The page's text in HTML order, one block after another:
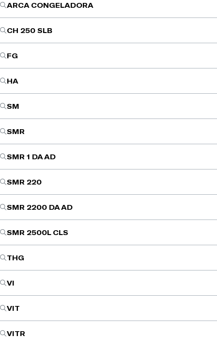
ARCA CONGELADORA
CH 250 SLB
FG
HA
SM
SMR
SMR 1 DA AD
SMR 220
SMR 2200 DA AD
SMR 2500L CLS
THG
VI
VIT
VITR